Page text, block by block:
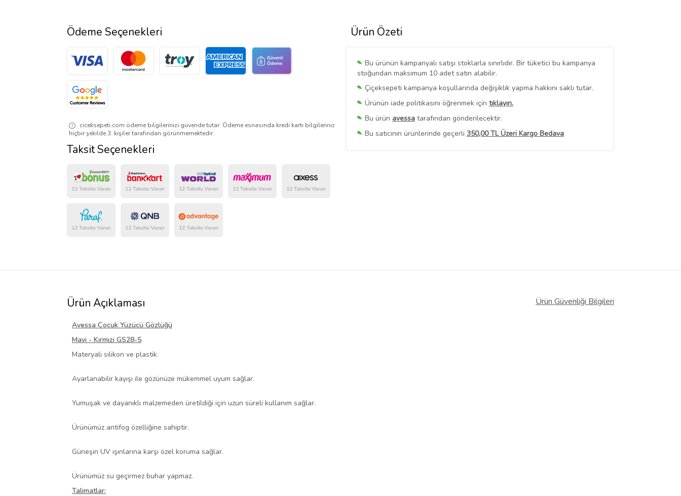
Ürün Özeti
Bu ürünün kampanyalı satışı stoklarla sınırlıdır. Bir tüketici bu kampanya
stoğundan maksimum 10 adet satın alabilir.
Çiçeksepeti kampanya koşullarında değişiklik yapma hakkını saklı tutar.
Ürünün iade politikasını öğrenmek için tıklayın.
Bu ürün avessa tarafından gönderilecektir.
Bu satıcının ürünlerinde geçerli 350,00 TL Üzeri Kargo Bedava
Bu SatıcınınTüm Ürünlerini Görüntüle
Ödeme Seçenekleri
ciceksepeti.com ödeme bilgilerinizi güvende tutar. Ödeme esnasında kredi kartı bilgileriniz
hiçbir şekilde 3. kişiler tarafından görünmemektedir.
Taksit Seçenekleri
Ürün Açıklaması Ürün Güvenliği Bilgileri
Avessa Çocuk Yüzücü Gözlüğü
Mavi - Kırmızı GS28-5
Materyali silikon ve plastik.
Ayarlanabilir kayışı ile gözünüze mükemmel uyum sağlar.
Yumuşak ve dayanıklı malzemeden üretildiği için uzun süreli kullanım sağlar.
Ürünümüz antifog özelliğine sahiptir.
Güneşin UV ışınlarına karşı özel koruma sağlar.
Ürünümüz su geçirmez buhar yapmaz.
Talimatlar: